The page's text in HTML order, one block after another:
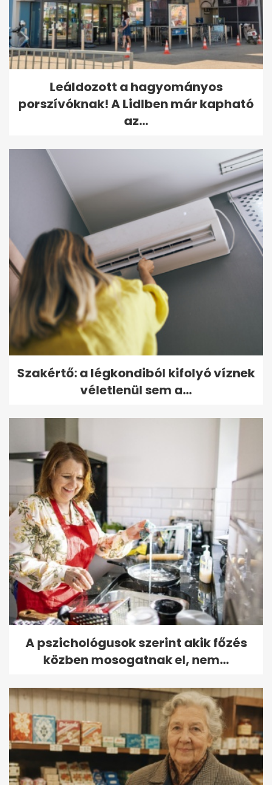
Leáldozott a hagyományos
porszívóknak! A Lidlben már kapható
az...
Szakértő: a légkondiból kifolyó víznek
véletlenül sem a...
A pszichológusok szerint akik főzés
közben mosogatnak el, nem...